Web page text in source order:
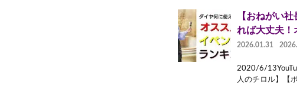
【おねがい
れば大丈夫！
2026.01.31
2020/6/
人のチロル】【